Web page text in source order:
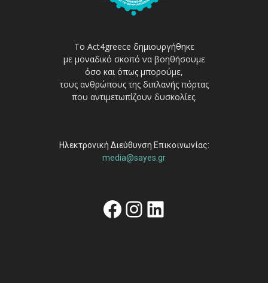
Το Act4greece δημιουργήθηκε
με μοναδικό σκοπό να βοηθήσουμε
όσο και όπως μπορούμε,
τους ανθρώπους της διπλανής πόρτας
που αντιμετωπίζουν δυσκολίες.
Ηλεκτρονική Διεύθυνση Επικοινωνίας:
media@sayes.gr
Facebook
Instagram
Linkedin